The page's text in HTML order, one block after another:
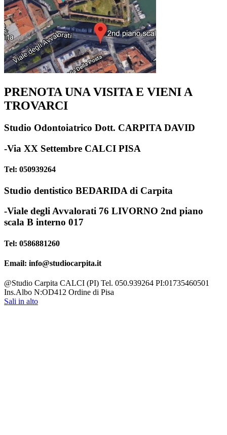
PRENOTA UNA VISITA E VIENI A
TROVARCI
Studio Odontoiatrico Dott. CARPITA DAVID
-Via XX Settembre CALCI PISA
Tel: 050939264
Studio dentistico BEDARIDA di Carpita
-Viale degli Avvalorati 76 LIVORNO 2nd piano
scala B interno 017
Tel: 0586881260
Email: info@studiocarpita.it
@Studio Carpita CALCI (PI) Tel. 050.939264 PI:01735460501
Ins.Albo N:OD412 Ordine di Pisa
Sali in alto